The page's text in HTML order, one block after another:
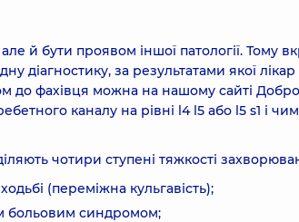
й бути проявом іншої патології. Тому
діагностику, за результатами якої лікар
до фахівця можна на нашому сайті
каналу на рівні l4 l5 або l5 s1 і
чотири ступені тяжкості
(переміжна кульгавість);
больовим синдромом;